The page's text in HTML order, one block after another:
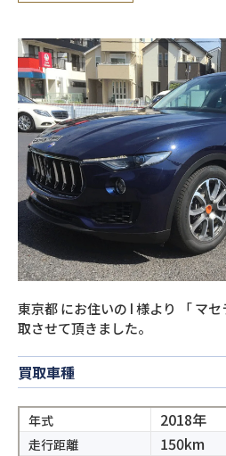
閉じる
東京都にお住いの I様より 「マセ
取させて頂きました。
買取車種
年式 2018年
走行距離 150km